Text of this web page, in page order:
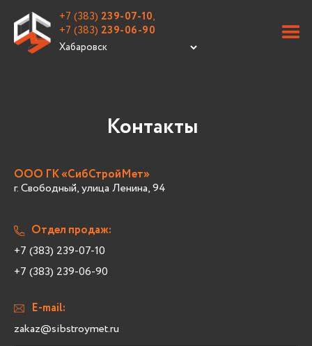
+7 (383) 239-07-10,
+7 (383) 239-06-90
Контакты
ООО ГК «СибСтройМет»
г. Свободный, улица Ленина, 94
Отдел продаж:
+7 (383) 239-07-10
+7 (383) 239-06-90
E-mail:
zakaz@sibstroymet.ru